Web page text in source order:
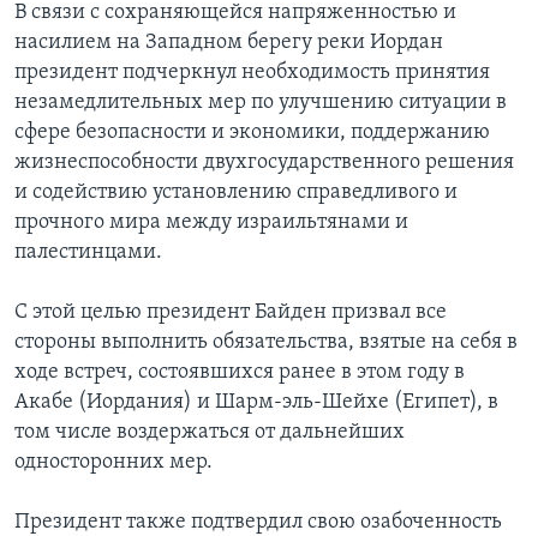
В связи с сохраняющейся напряженностью и
насилием на Западном берегу реки Иордан
президент подчеркнул необходимость принятия
незамедлительных мер по улучшению ситуации в
сфере безопасности и экономики, поддержанию
жизнеспособности двухгосударственного решения
и содействию установлению справедливого и
прочного мира между израильтянами и
палестинцами.
С этой целью президент Байден призвал все
стороны выполнить обязательства, взятые на себя в
ходе встреч, состоявшихся ранее в этом году в
Акабе (Иордания) и Шарм-эль-Шейхе (Египет), в
том числе воздержаться от дальнейших
односторонних мер.
Президент также подтвердил свою озабоченность